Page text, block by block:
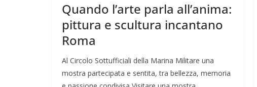
Quando l’arte parla all’anima:
pittura e scultura incantano
Roma
Al Circolo Sottufficiali della Marina Militare una
mostra partecipata e sentita, tra bellezza, memoria